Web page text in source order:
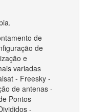
de
de
e
variadas
- Freesky -
de antenas -
Pontos
-